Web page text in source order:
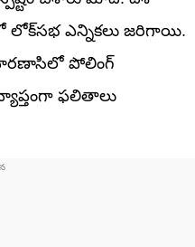
లోక్‌సభ ఎన్నికలు జరిగాయి.
పోలింగ్‌
ఫలితాలు